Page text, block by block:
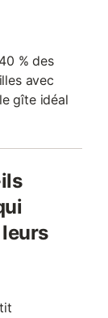
% des
avec
gîte idéal